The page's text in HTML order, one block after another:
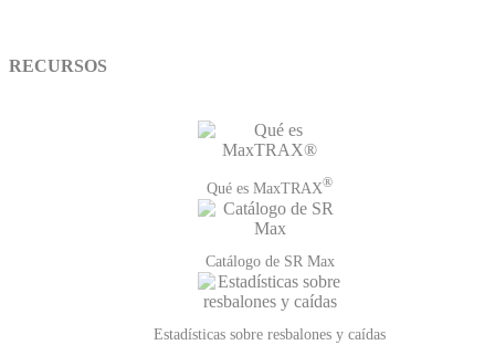
RECURSOS
Qué es MaxTRAX®
Catálogo de SR Max
Estadísticas sobre resbalones y caídas